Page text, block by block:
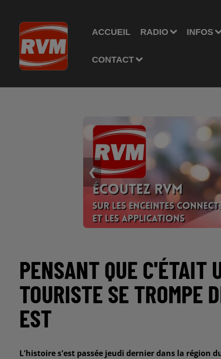
ACCUEIL RADIO INFOS
CONTACT
❮
PENSANT QUE C'ÉTAIT
TOURISTE SE TROMPE
EST
L'histoire s'est passée jeudi dernier dans la région